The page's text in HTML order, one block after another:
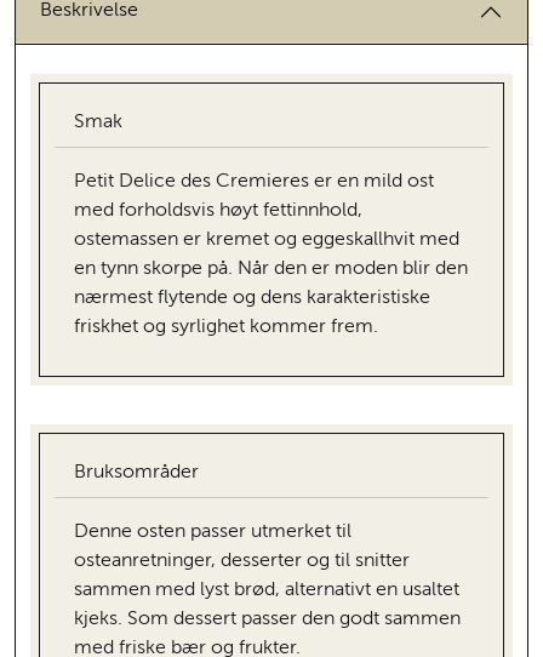
Beskrivelse
Smak
Petit Delice des Cremieres er en mild ost
med forholdsvis høyt fettinnhold,
ostemassen er kremet og eggeskallhvit med
en tynn skorpe på. Når den er moden blir den
nærmest flytende og dens karakteristiske
friskhet og syrlighet kommer frem.
Bruksområder
Denne osten passer utmerket til
osteanretninger, desserter og til snitter
sammen med lyst brød, alternativt en usaltet
kjeks. Som dessert passer den godt sammen
med friske bær og frukter.